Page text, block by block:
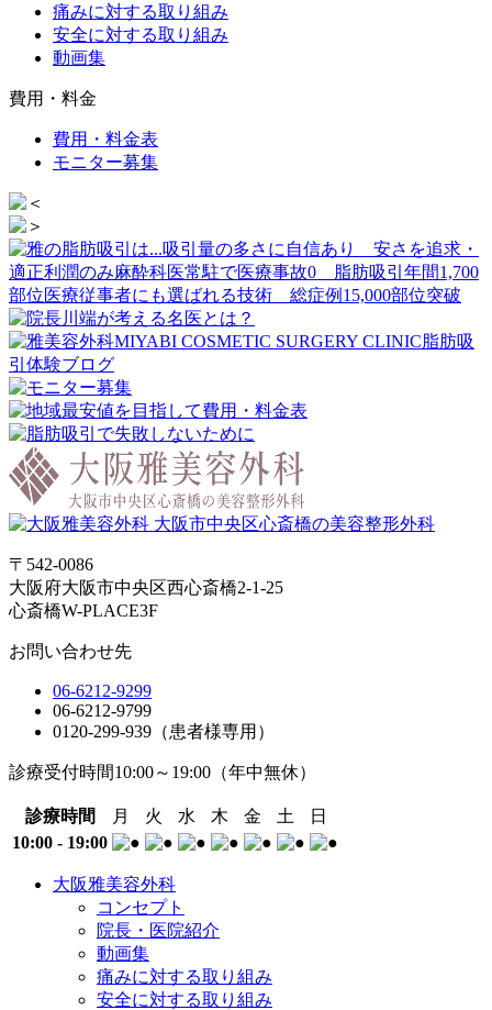
痛みに対する取り組み
安全に対する取り組み
動画集
費用・料金
費用・料金表
モニター募集
〒542-0086
大阪府大阪市中央区西心斎橋2-1-25
心斎橋W-PLACE3F
お問い合わせ先
06-6212-9299
06-6212-9799
0120-299-939（患者様専用）
診療受付時間10:00～19:00 （年中無休）
診療時間 月 火 水 木 金 土
日
10:00 - 19:00
大阪雅美容外科
コンセプト
院長・医院紹介
動画集
痛みに対する取り組み
安全に対する取り組み